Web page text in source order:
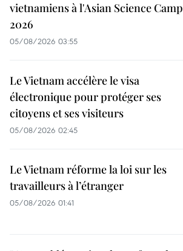
vietnamiens à l'Asian Science Camp
2026
05/08/2026 03:55
Le Vietnam accélère le visa
électronique pour protéger ses
citoyens et ses visiteurs
05/08/2026 02:45
Le Vietnam réforme la loi sur les
travailleurs à l’étranger
05/08/2026 01:41